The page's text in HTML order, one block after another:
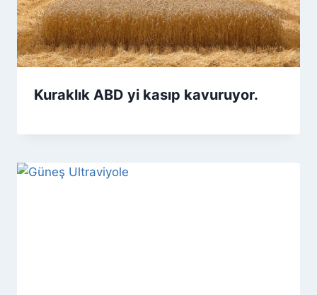
Kuraklık ABD yi kasıp kavuruyor.